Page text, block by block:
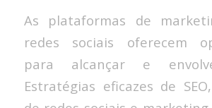
As plataformas de
redes sociais oferecem
para alcançar e
Estratégias eficazes de